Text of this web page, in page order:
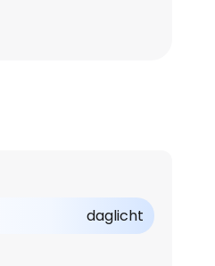
daglicht